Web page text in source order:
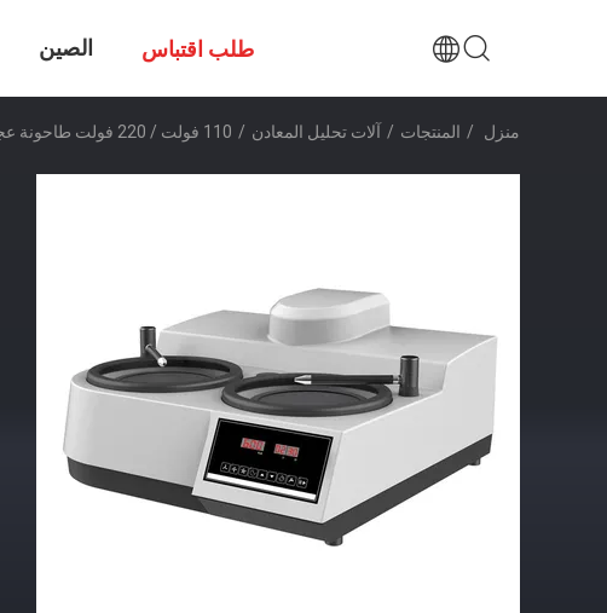
الصين طلب اقتباس
منزل / المنتجات / آلات تحليل المعادن / 110 فولت / 220 فولت طاحونة عجلات مزدوجة و آلة البوليشر GP-2B